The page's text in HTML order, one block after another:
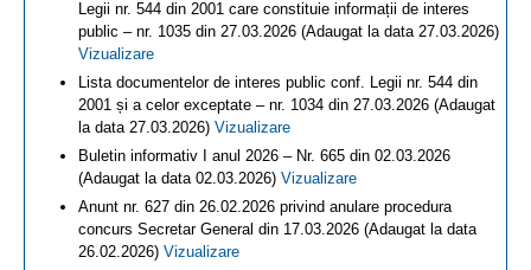
Legii nr. 544 din 2001 care constituie informații de interes
public – nr. 1035 din 27.03.2026 (Adaugat la data 27.03.2026)
Vizualizare
Lista documentelor de interes public conf. Legii nr. 544 din
2001 și a celor exceptate – nr. 1034 din 27.03.2026 (Adaugat
la data 27.03.2026) Vizualizare
Buletin informativ I anul 2026 – Nr. 665 din 02.03.2026
(Adaugat la data 02.03.2026) Vizualizare
Anunt nr. 627 din 26.02.2026 privind anulare procedura
concurs Secretar General din 17.03.2026 (Adaugat la data
26.02.2026) Vizualizare